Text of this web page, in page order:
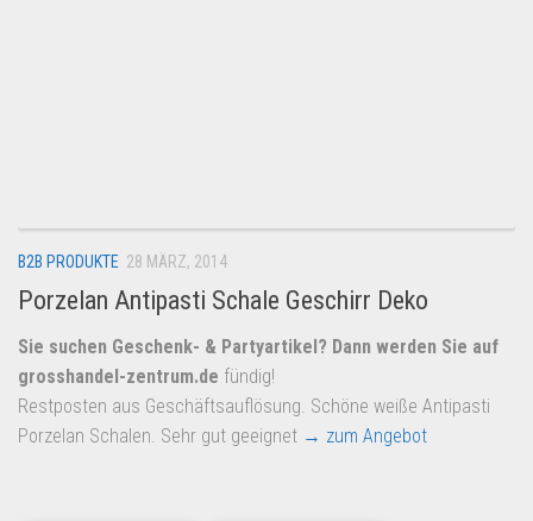
Kostenlos verkaufen
Anmelden
Kostenlos Registrieren
Newsletter
B2B PRODUKTE 28 MÄRZ, 2014
Porzelan Antipasti Schale Geschirr Deko
Sie suchen Geschenk- & Partyartikel? Dann werden Sie auf
grosshandel-zentrum.de fündig!
Restposten aus Geschäftsauflösung. Schöne weiße Antipasti
Porzelan Schalen. Sehr gut geeignet → zum Angebot